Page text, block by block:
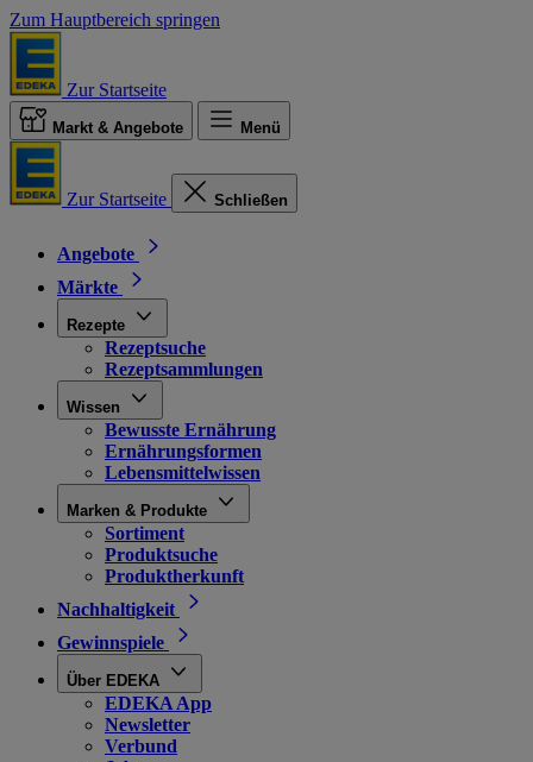
Zum Hauptbereich springen
Zur Startseite
Markt & Angebote Menü
Zur Startseite Schließen
Angebote
Märkte
Rezepte
Rezeptsuche
Rezeptsammlungen
Wissen
Bewusste Ernährung
Ernährungsformen
Lebensmittelwissen
Marken & Produkte
Sortiment
Produktsuche
Produktherkunft
Nachhaltigkeit
Gewinnspiele
Über EDEKA
EDEKA App
Newsletter
Verbund